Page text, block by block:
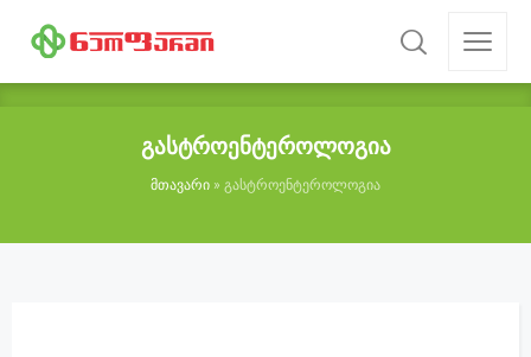
გასტროენტეროლოგია
მთავარი » გასტროენტეროლოგია